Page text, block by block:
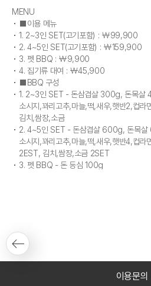
MENU
■이용 메뉴
1. 2~3인 SET(고기포함) : ￦99,900
2. 4~5인 SET(고기포함) : ￦159,900
3. 펫 BBQ : ￦9,900
4. 집기류 대여 : ￦45,900
■BBQ 구성
1. 2~3인 SET - 돈삼겹살 300g, 돈목살
소시지,꽈리고추,마늘,떡,새우,햇반2,컵라
김치,쌈장,소금
2. 4~5인 SET - 돈삼겹살 600g, 돈목살
소시지,꽈리고추,마늘,떡,새우,햇반4,컵라
2EST, 김치,쌈장,소금 2SET
3. 펫 BBQ - 돈 등심 100g
이용문의